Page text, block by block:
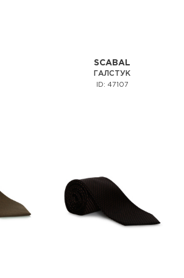
SCABAL
ГАЛСТУК
ID: 47107